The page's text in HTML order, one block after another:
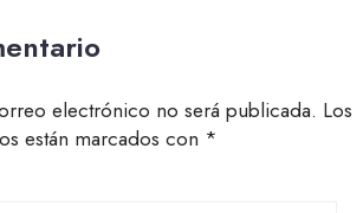
electrónico no será publicada. Los
están marcados con *